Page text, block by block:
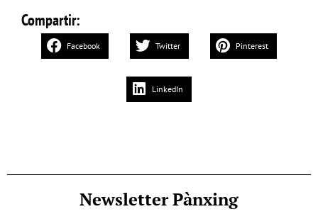
Compartir:
Facebook Twitter Pinterest
LinkedIn
Newsletter Pànxing